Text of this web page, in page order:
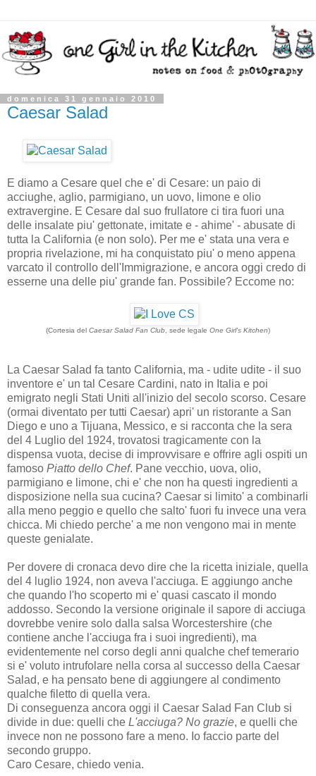
domenica 31 gennaio 2010
Caesar Salad
E diamo a Cesare quel che e' di Cesare: un paio di
acciughe, aglio, parmigiano, un uovo, limone e olio
extravergine. E Cesare dal suo frullatore ci tira fuori una
delle insalate piu' gettonate, imitate e - ahime' - abusate di
tutta la California (e non solo). Per me e' stata una vera e
propria rivelazione, mi ha conquistato piu' o meno appena
varcato il controllo dell'Immigrazione, e ancora oggi credo di
esserne una delle piu' grande fan. Possibile? Eccome no:
(Cortesia del Caesar Salad Fan Club , sede legale One Girl's Kitchen)
La Caesar Salad fa tanto California, ma - udite udite - il suo
inventore e' un tal Cesare Cardini, nato in Italia e poi
emigrato negli Stati Uniti all'inizio del secolo scorso. Cesare
(ormai diventato per tutti Caesar) apri' un ristorante a San
Diego e uno a Tijuana, Messico, e si racconta che la sera
del 4 Luglio del 1924, trovatosi tragicamente con la
dispensa vuota, decise di improvvisare e offrire agli ospiti un
famoso Piatto dello Chef. Pane vecchio, uova, olio,
parmigiano e limone, chi e' che non ha questi ingredienti a
disposizione nella sua cucina? Caesar si limito' a combinarli
alla meno peggio e quello che salto' fuori fu invece una vera
chicca. Mi chiedo perche' a me non vengono mai in mente
queste genialate.
Per dovere di cronaca devo dire che la ricetta iniziale, quella
del 4 luglio 1924, non aveva l'acciuga. E aggiungo anche
che quando l'ho scoperto mi e' quasi cascato il mondo
addosso. Secondo la versione originale il sapore di acciuga
dovrebbe venire solo dalla salsa Worcestershire (che
contiene anche l'acciuga fra i suoi ingredienti), ma
evidentemente nel corso degli anni qualche chef temerario
si e' voluto intrufolare nella corsa al successo della Caesar
Salad, e ha pensato bene di aggiungere al condimento
qualche filetto di quella vera.
Di conseguenza ancora oggi il Caesar Salad Fan Club si
divide in due: quelli che L'acciuga? No grazie, e quelli che
invece non ne possono fare a meno. Io faccio parte del
secondo gruppo.
Caro Cesare, chiedo venia.